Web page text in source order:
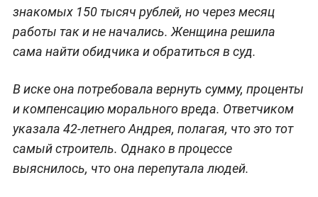
знакомых 150 тысяч рублей, но через месяц
работы так и не начались. Женщина решила
сама найти обидчика и обратиться в суд.
В иске она потребовала вернуть сумму, проценты
и компенсацию морального вреда. Ответчиком
указала 42-летнего Андрея, полагая, что это тот
самый строитель. Однако в процессе
выяснилось, что она перепутала людей.